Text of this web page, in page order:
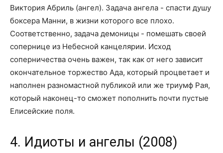
Виктория Абриль (ангел). Задача ангела - спасти душу
боксера Манни, в жизни которого все плохо.
Соответственно, задача демоницы - помешать своей
сопернице из Небесной канцелярии. Исход
соперничества очень важен, так как от него зависит
окончательное торжество Ада, который процветает и
наполнен разномастной публикой или же триумф Рая,
который наконец-то сможет пополнить почти пустые
Елисейские поля.
4. Идиоты и ангелы (2008)